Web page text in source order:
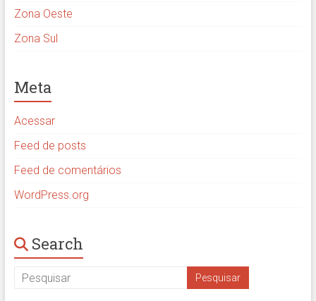
Zona Oeste
Zona Sul
Meta
Acessar
Feed de posts
Feed de comentários
WordPress.org
Search